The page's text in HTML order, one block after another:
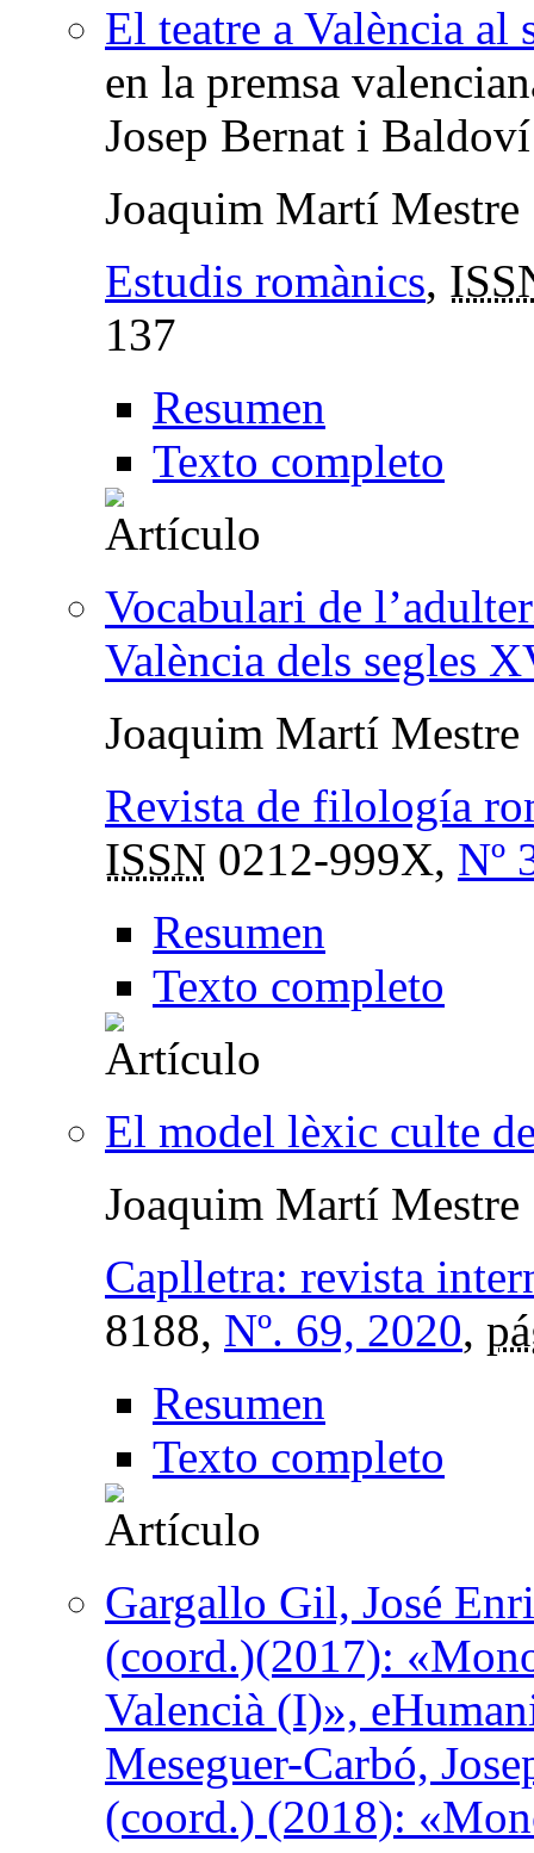
El teatre a València al
en la premsa
Josep Bernat i Baldoví
Joaquim Martí Mestre
Estudis romànics,
137
Resumen
Texto completo
Vocabulari de
València dels segles
Joaquim Martí Mestre
Revista de filología
ISSN 0212-999X, Nº
Resumen
Texto completo
El model lèxic culte
Joaquim Martí Mestre
Caplletra: revista
8188, Nº. 69, 2020,
Resumen
Texto completo
Gargallo Gil, José
(coord.)(2017):
Valencià (I)»,
Meseguer-Carbó,
(coord.) (2018):